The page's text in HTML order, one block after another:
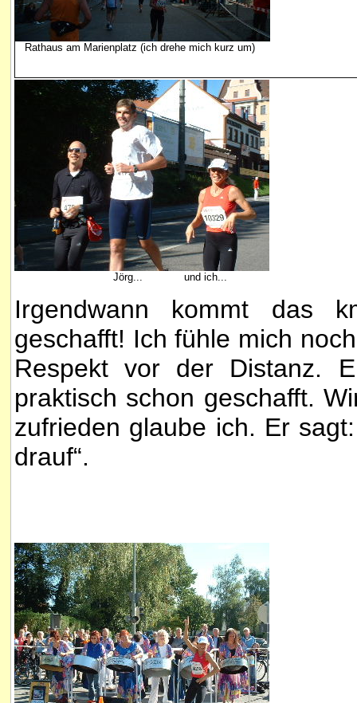
Rathaus am Marienplatz (ich drehe mich kurz um)
Jörg... und ich...
Irgendwann kommt das
geschafft! Ich fühle mich
Respekt vor der Distanz.
praktisch schon geschafft.
zufrieden glaube ich. Er
drauf“.